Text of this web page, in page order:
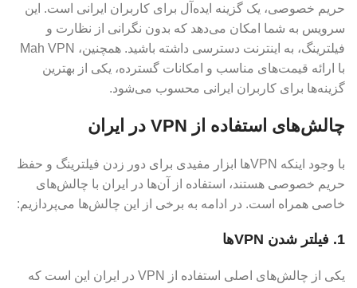
حریم خصوصی، یک گزینه ایده‌آل برای کاربران ایرانی است. این
سرویس به شما امکان می‌دهد که بدون نگرانی از نظارت و
فیلترینگ، به اینترنت دسترسی داشته باشید. همچنین، Mah VPN
با ارائه قیمت‌های مناسب و امکانات گسترده، یکی از بهترین
گزینه‌ها برای کاربران ایرانی محسوب می‌شود.
چالش‌های استفاده از VPN در ایران
با وجود اینکه VPN‌ها ابزار مفیدی برای دور زدن فیلترینگ و حفظ
حریم خصوصی هستند، استفاده از آن‌ها در ایران با چالش‌های
خاصی همراه است. در ادامه به برخی از این چالش‌ها می‌پردازیم:
1. فیلتر شدن VPN‌ها
یکی از چالش‌های اصلی استفاده از VPN در ایران این است که